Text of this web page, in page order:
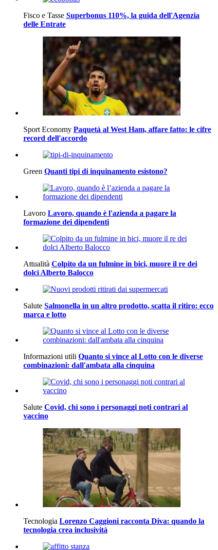
Fisco e Tasse Superbonus 110%, la guida dell'Agenzia
delle Entrate
Sport Economy Paquetà al West Ham, affare fatto: le cifre
record dell'accordo
Green Quanti tipi di inquinamento esistono?
Lavoro Lavoro, quando è l'azienda a pagare la
formazione dei dipendenti
Attualità Colpito da un fulmine in bici, muore il re dei
dolci Alberto Balocco
Salute Salmonella in un altro prodotto, scatta il ritiro: ecco
marca e lotto
Informazioni utili Quanto si vince al Lotto con le diverse
combinazioni: dall'ambata alla cinquina
Salute Covid, chi sono i personaggi noti contrari al
vaccino
Tecnologia Lorenzo Caggioni racconta Diva: quando la
tecnologia crea inclusività